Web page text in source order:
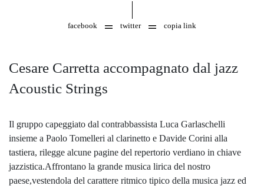
facebook twitter copia link
Cesare Carretta accompagnato dal jazz
Acoustic Strings
Il gruppo capeggiato dal contrabbassista Luca Garlaschelli
insieme a Paolo Tomelleri al clarinetto e Davide Corini alla
tastiera, rilegge alcune pagine del repertorio verdiano in chiave
jazzistica.Affrontano la grande musica lirica del nostro
paese,vestendola del carattere ritmico tipico della musica jazz ed